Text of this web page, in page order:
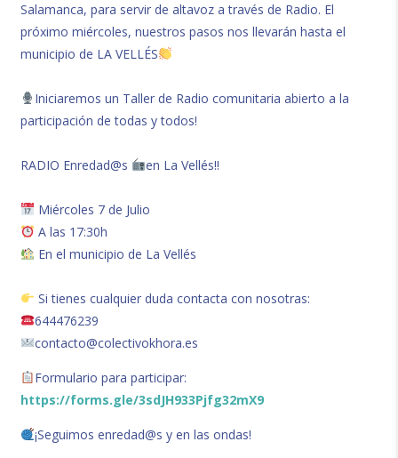
Salamanca, para servir de altavoz a través de Radio. El
próximo miércoles, nuestros pasos nos llevarán hasta el
municipio de LA VELLÉS
Iniciaremos un Taller de Radio comunitaria abierto a la
participación de todas y todos!
RADIO Enredad@s en La Vellés!!
Miércoles 7 de Julio
A las 17:30h
En el municipio de La Vellés
Si tienes cualquier duda contacta con nosotras:
644476239
contacto@colectivokhora.es
Formulario para participar:
https://forms.gle/3sdJH933Pjfg32mX9
¡Seguimos enredad@s y en las ondas!